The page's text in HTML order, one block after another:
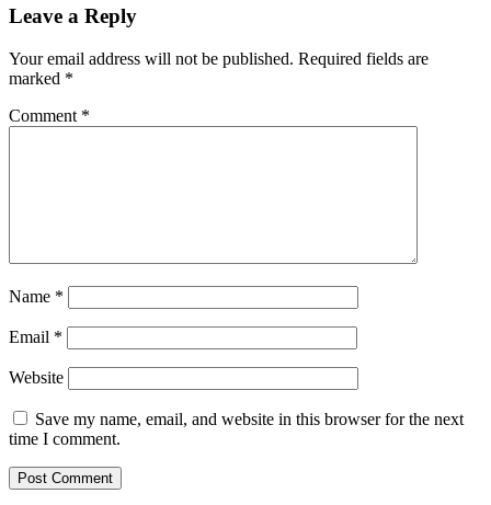
Leave a Reply
Your email address will not be published. Required fields are
marked *
Comment *
Name *
Email *
Website
Save my name, email, and website in this browser for the next
time I comment.